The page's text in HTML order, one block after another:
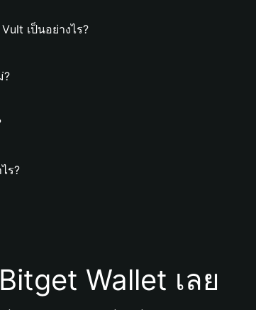
เป็นอย่างไร?
?
ร?
Wallet เลย